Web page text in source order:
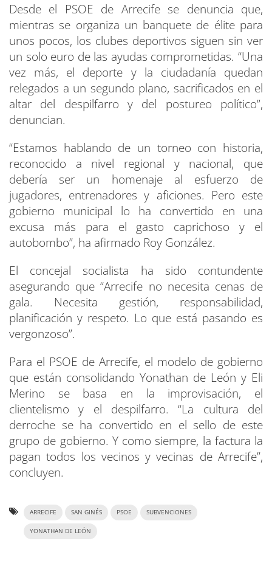
Desde el PSOE de Arrecife se denuncia que,
mientras se organiza un banquete de élite para
unos pocos, los clubes deportivos siguen sin ver
un solo euro de las ayudas comprometidas. “Una
vez más, el deporte y la ciudadanía quedan
relegados a un segundo plano, sacrificados en el
altar del despilfarro y del postureo político”,
denuncian.
“Estamos hablando de un torneo con historia,
reconocido a nivel regional y nacional, que
debería ser un homenaje al esfuerzo de
jugadores, entrenadores y aficiones. Pero este
gobierno municipal lo ha convertido en una
excusa más para el gasto caprichoso y el
autobombo”, ha afirmado Roy González.
El concejal socialista ha sido contundente
asegurando que “Arrecife no necesita cenas de
gala. Necesita gestión, responsabilidad,
planificación y respeto. Lo que está pasando es
vergonzoso”.
Para el PSOE de Arrecife, el modelo de gobierno
que están consolidando Yonathan de León y Eli
Merino se basa en la improvisación, el
clientelismo y el despilfarro. “La cultura del
derroche se ha convertido en el sello de este
grupo de gobierno. Y como siempre, la factura la
pagan todos los vecinos y vecinas de Arrecife”,
concluyen.
ARRECIFE SAN GINÉS PSOE SUBVENCIONES
YONATHAN DE LEÓN